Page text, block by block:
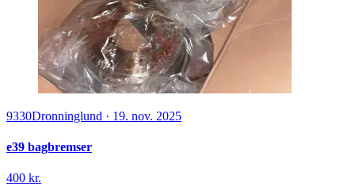
9330Dronninglund · 19. nov. 2025
e39 bagbremser
400 kr.